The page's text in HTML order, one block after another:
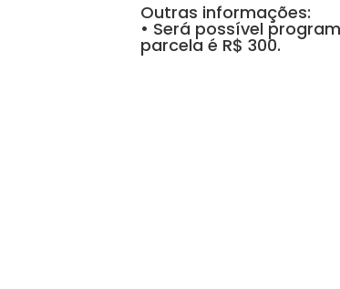
Outras informações:
• Será possível
parcela é R$ 300.